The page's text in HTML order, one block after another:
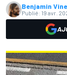
Benjamin
Publié: 19 avr.